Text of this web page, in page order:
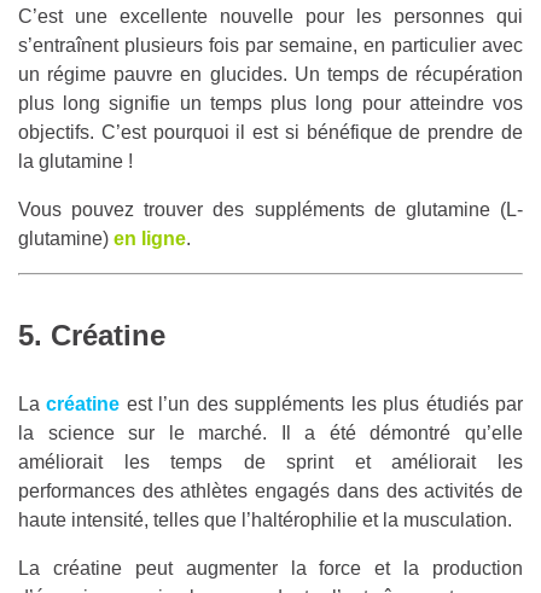
C’est une excellente nouvelle pour les personnes qui
s’entraînent plusieurs fois par semaine, en particulier avec
un régime pauvre en glucides. Un temps de récupération
plus long signifie un temps plus long pour atteindre vos
objectifs. C’est pourquoi il est si bénéfique de prendre de
la glutamine !
Vous pouvez trouver des suppléments de glutamine (L-
glutamine) en ligne.
5. Créatine
Lacréatine est l’un des suppléments les plus étudiés par
la science sur le marché. Il a été démontré qu’elle
améliorait les temps de sprint et améliorait les
performances des athlètes engagés dans des activités de
haute intensité, telles que l’haltérophilie et la musculation.
La créatine peut augmenter la force et la production